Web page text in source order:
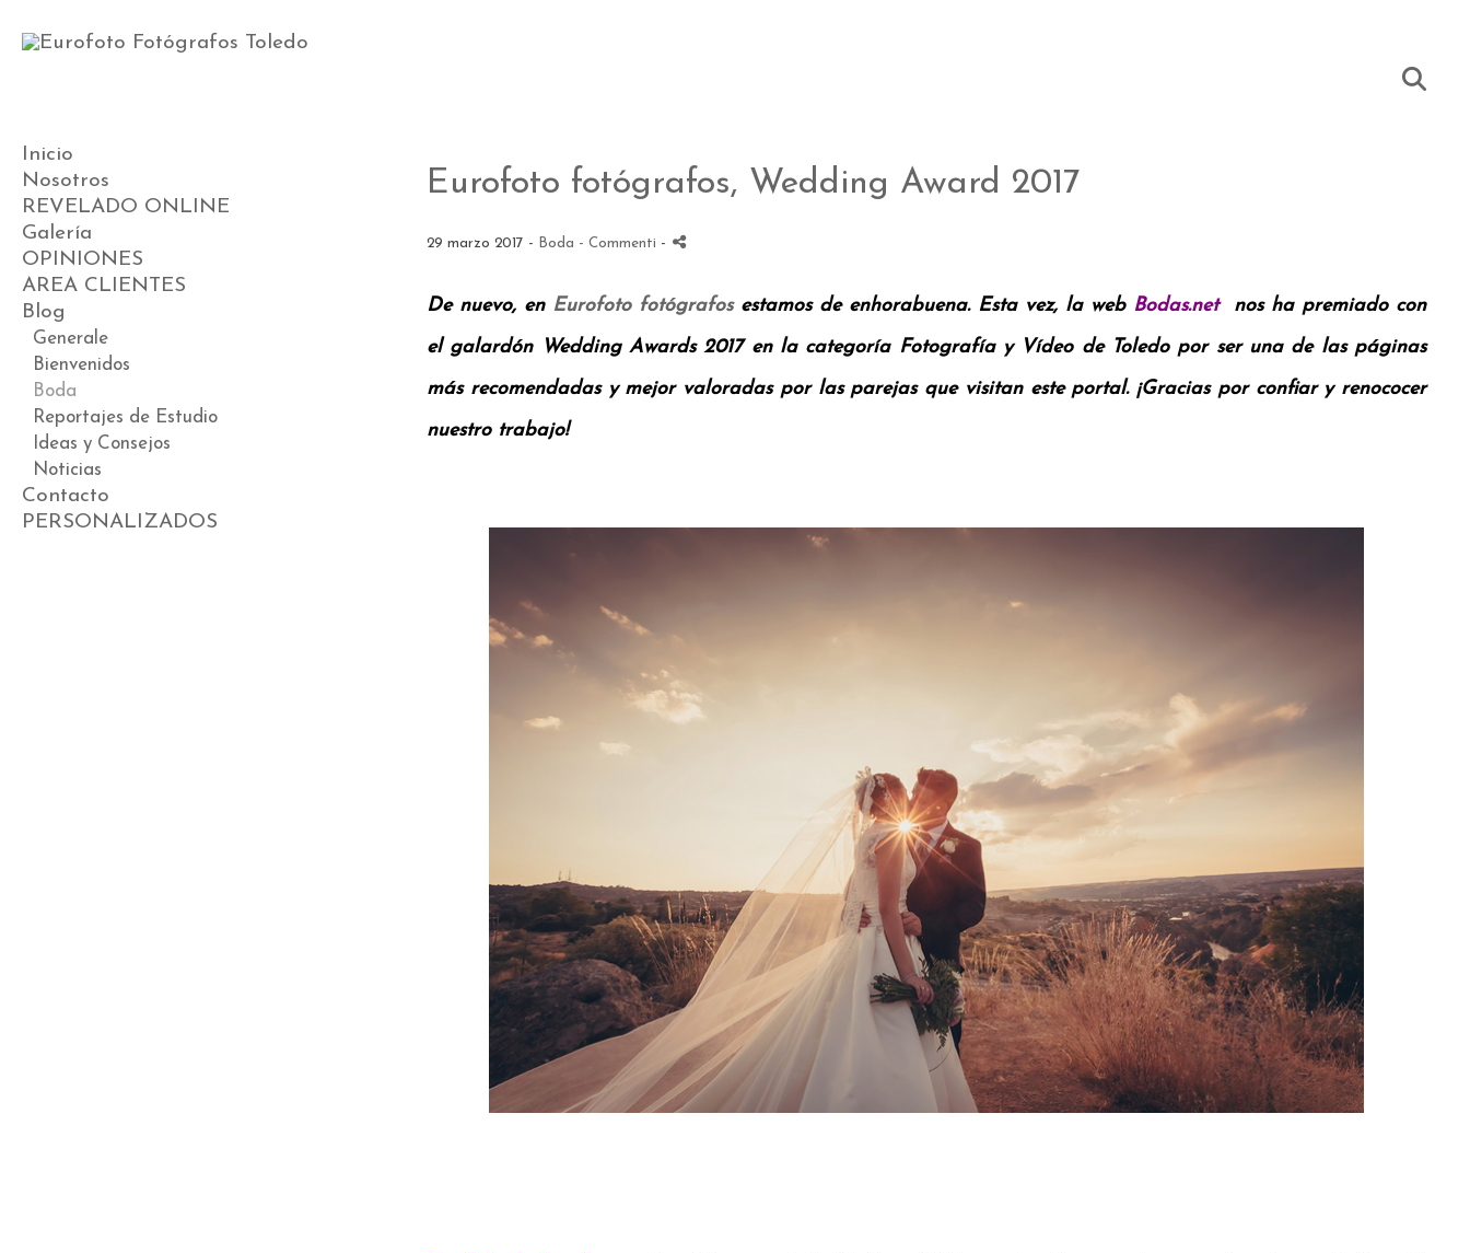
Inicio
Nosotros
REVELADO ONLINE
Galería
Videos
Preboda
Boda
Postboda
Comunión
Book
Premamá
ESTUDIO DE BEBÉS
OPINIONES
AREA CLIENTES
Blog
Generale
Bienvenidos
Boda
Reportajes de Estudio
Ideas y Consejos
Noticias
Contacto
PERSONALIZADOS
Eurofoto fotógrafos, Wedding Award 2017
29 marzo 2017 - Boda - Commenti -
De nuevo, en Eurofoto fotógrafos estamos de enhorabuena. Esta vez, la web Bodas.netnos ha premiado con
el galardón Wedding Awards 2017 en la categoría Fotografía y Vídeo de Toledo por ser una de las páginas
más recomendadas y mejor valoradas por las parejas que visitan este portal. ¡Gracias por confiar y renococer
nuestro trabajo!